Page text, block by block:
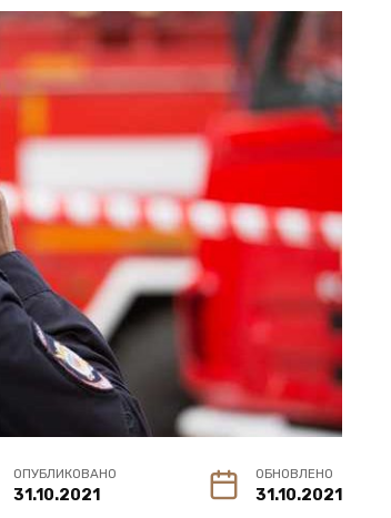
ОПУБЛИКОВАНО
31.10.2021
ОБНОВЛЕНО
31.10.2021